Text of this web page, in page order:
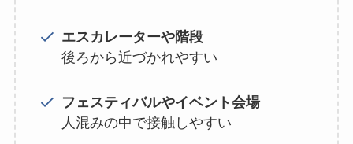
エスカレーターや階段
後ろから近づかれやすい
フェスティバルやイベント会場
人混みの中で接触しやすい